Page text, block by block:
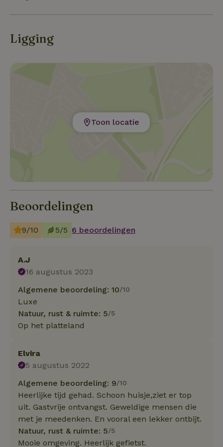
Ligging
Toon locatie
Beoordelingen
9/10 5/5 6 beoordelingen
A.J
16 augustus 2023
Algemene beoordeling: 10/10
Luxe
Natuur, rust & ruimte: 5/5
Op het platteland
Elvira
5 augustus 2022
Algemene beoordeling: 9/10
Heerlijke tijd gehad. Schoon huisje,ziet er top
uit. Gastvrije ontvangst. Geweldige mensen die
met je meedenken. En vooral een lekker ontbijt.
Natuur, rust & ruimte: 5/5
Mooie omgeving. Heerlijk gefietst.